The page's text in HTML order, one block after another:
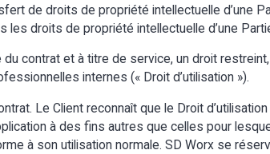
de droits de propriété intellectuelle d’une
droits de propriété intellectuelle d’une
contrat et à titre de service, un droit
internes (« Droit d’utilisation »).
Le Client reconnaît que le Droit
à des fins autres que celles pour
à son utilisation normale. SD Worx se